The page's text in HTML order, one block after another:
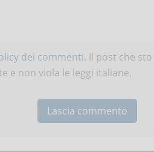
dei commenti. Il post che
e non viola le leggi italiane.